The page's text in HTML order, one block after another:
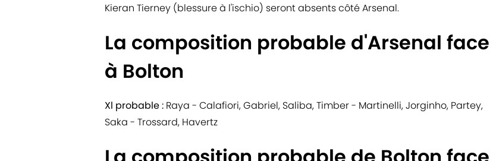
Kieran Tierney (blessure à l'ischio) seront absents côté Arsenal.
La composition probable d'Arsenal face
à Bolton
Xl probable : Raya - Calafiori, Gabriel, Saliba, Timber - Martinelli, Jorginho, Partey,
Saka - Trossard, Havertz